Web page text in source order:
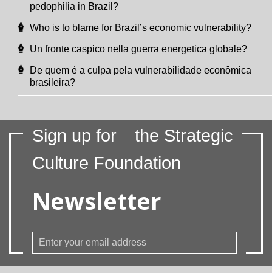
pedophilia in Brazil?
Who is to blame for Brazil’s economic vulnerability?
Un fronte caspico nella guerra energetica globale?
De quem é a culpa pela vulnerabilidade econômica
brasileira?
Sign up for
the Strategic
Culture Foundation
Newsletter